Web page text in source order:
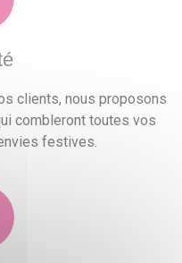
clients, nous proposons
combleront toutes vos
festives.